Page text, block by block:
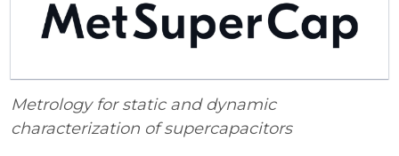
Metrology for static and dynamic
characterization of supercapacitors